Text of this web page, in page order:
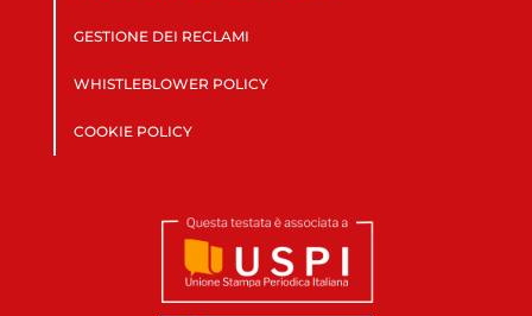
GESTIONE DEI RECLAMI
WHISTLEBLOWER POLICY
COOKIE POLICY